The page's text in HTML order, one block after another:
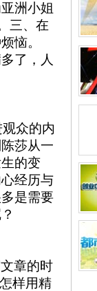
洲小姐
三、在
恼。
了，人
众的内
莎从一
的变
经历与
是需要
章的时
样用精